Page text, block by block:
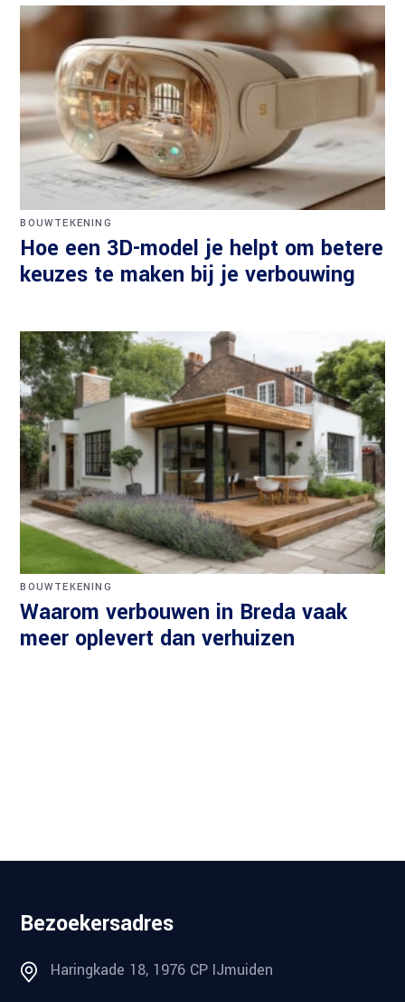
BOUWTEKENING
Hoe een 3D-model je helpt om betere
keuzes te maken bij je verbouwing
BOUWTEKENING
Waarom verbouwen in Breda vaak
meer oplevert dan verhuizen
Bezoekersadres
Haringkade 18, 1976 CP IJmuiden